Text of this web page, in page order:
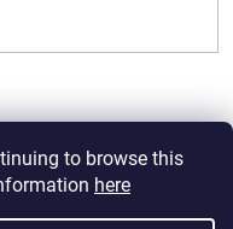
to browse this
here